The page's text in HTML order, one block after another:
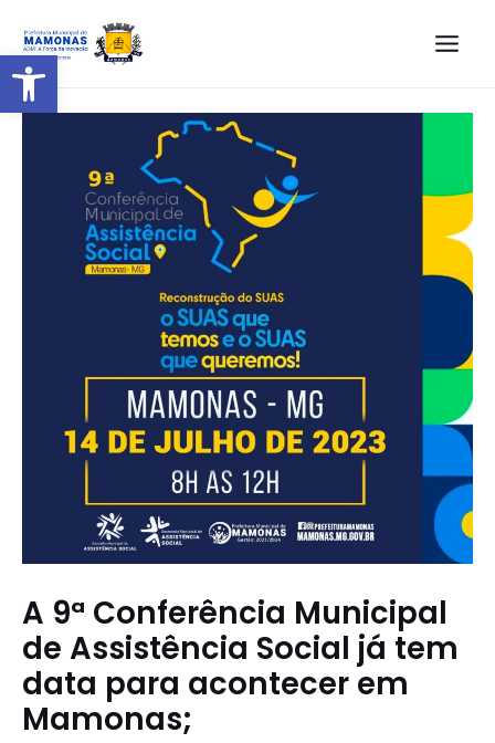
Barra de Ferramentas Aberta
A 9ª Conferência Municipal
de Assistência Social já tem
data para acontecer em
Mamonas;